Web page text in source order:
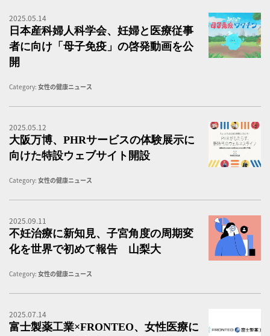
2025.05.14
日本産科婦人科学会、妊婦と医療従事
者に向け「母子免疫」の啓発動画を公
開
Category: 女性の健康ニュース
2025.05.12
大阪万博、PHRサービスの体験展示に
向けた特設ウェブサイト開設
Category: 女性の健康ニュース
2025.09.11
不妊治療に新知見、子宮角度の周期変
化を世界で初めて報告 山梨大
Category: 女性の健康ニュース
2025.07.14
富士製薬工業×FRONTEO、女性医療に